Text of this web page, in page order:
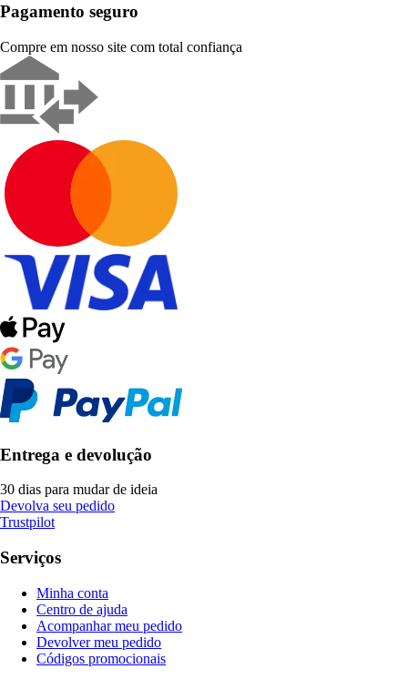
Pagamento seguro
Compre em nosso site com total confiança
Entrega e devolução
30 dias para mudar de ideia
Devolva seu pedido
Trustpilot
Serviços
Minha conta
Centro de ajuda
Acompanhar meu pedido
Devolver meu pedido
Códigos promocionais